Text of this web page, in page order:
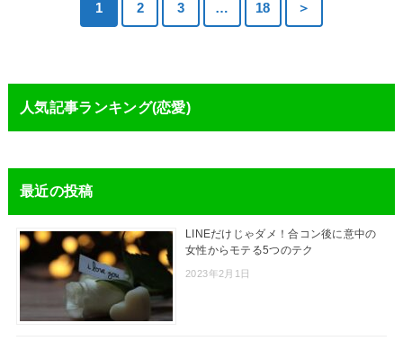
1 2 3 … 18 ＞
人気記事ランキング(恋愛)
最近の投稿
LINEだけじゃダメ！合コン後に意中の
女性からモテる5つのテク
2023年2月1日